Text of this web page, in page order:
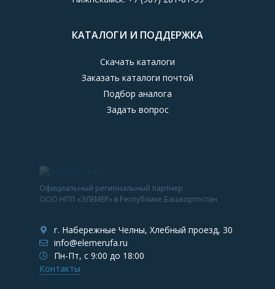
КАТАЛОГИ И ПОДДЕРЖКА
Скачать каталоги
Заказать каталоги почтой
Подбор аналога
Задать вопрос
Официальный региональный партнер
ООО НПП «ЭЛЕМЕР» в Республике Башкортостан
г. Набережные Челны, Хлебный проезд, 30
info@elemerufa.ru
Пн-Пт, с 9:00 до 18:00
Контакты